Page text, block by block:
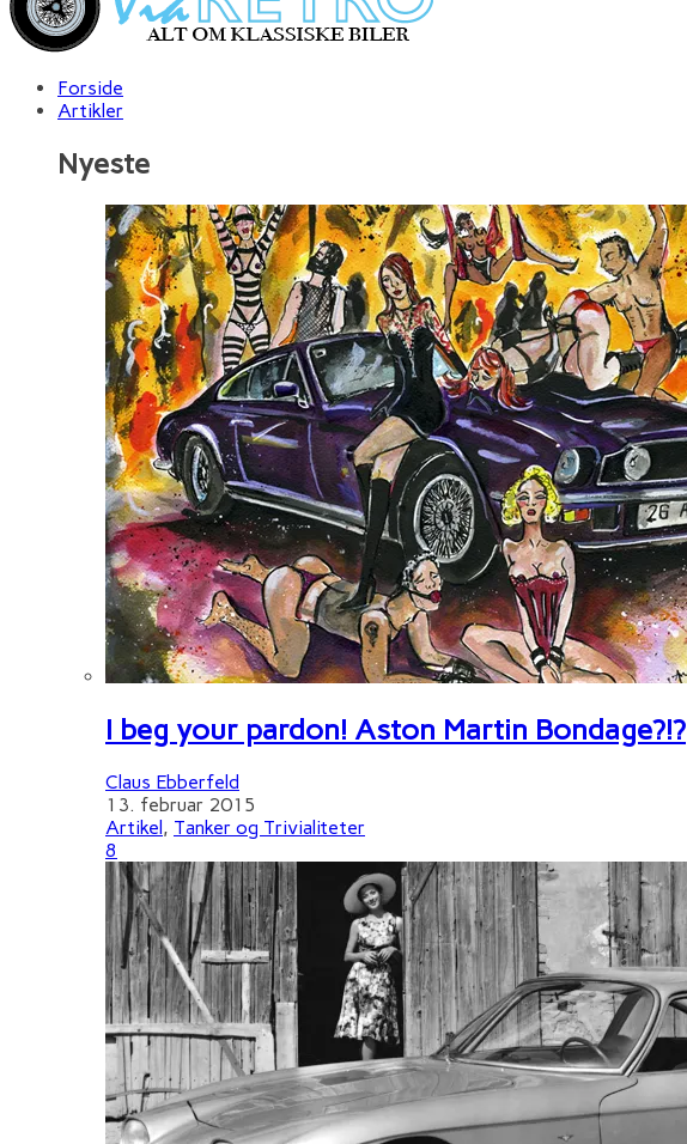
Forside
Artikler
Nyeste
I beg your pardon! Aston Martin Bondage?!?
Claus Ebberfeld
13. februar 2015
Artikel, Tanker og Trivialiteter
8